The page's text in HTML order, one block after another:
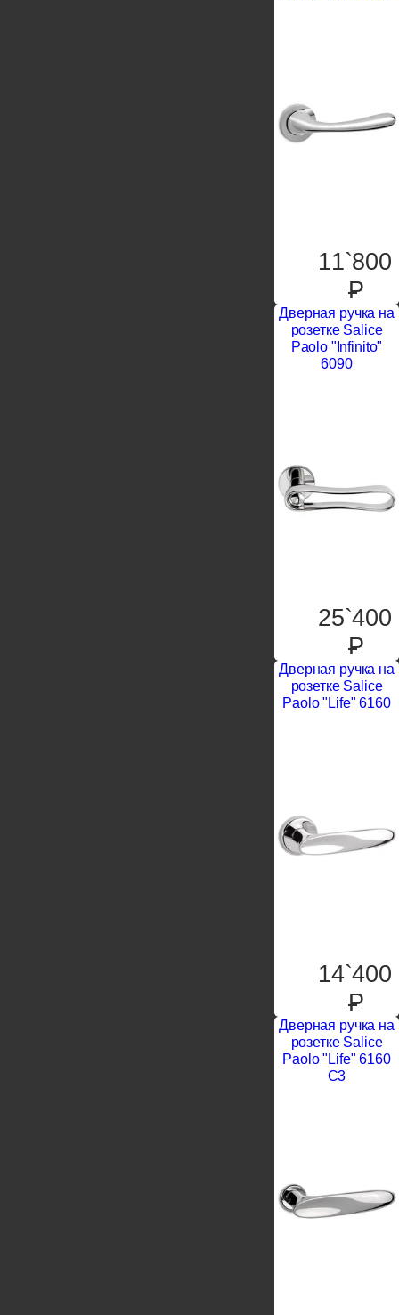
11`800
P
Дверная ручка на
розетке Salice
Paolo "Infinito"
6090
25`400
P
Дверная ручка на
розетке Salice
Paolo "Life" 6160
14`400
P
Дверная ручка на
розетке Salice
Paolo "Life" 6160
С3